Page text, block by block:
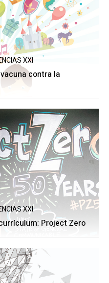
XXI
contra la
XXI
Project Zero